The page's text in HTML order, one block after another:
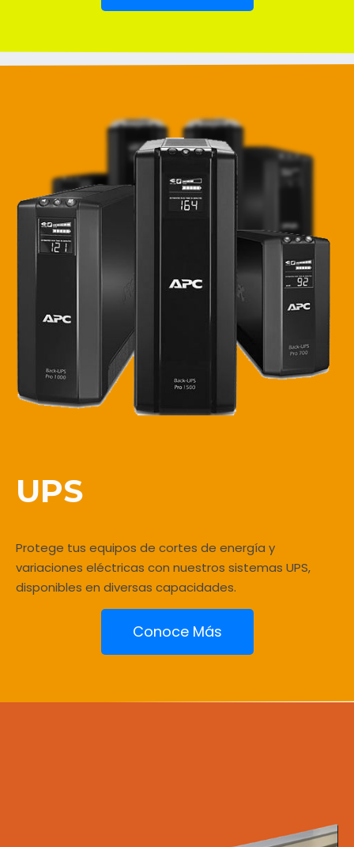
UPS
Protege tus equipos de cortes de energía y
variaciones eléctricas con nuestros sistemas UPS,
disponibles en diversas capacidades.
Conoce Más